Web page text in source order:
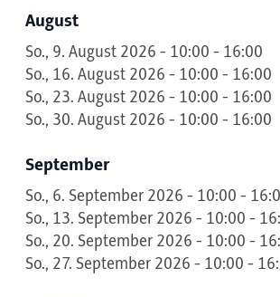
August
So., 9. August 2026 - 10:00 - 16:00
So., 16. August 2026 - 10:00 - 16:00
So., 23. August 2026 - 10:00 - 16:00
So., 30. August 2026 - 10:00 - 16:00
September
So., 6. September 2026 - 10:00 -
So., 13. September 2026 - 10:00 -
So., 20. September 2026 - 10:00 -
So., 27. September 2026 - 10:00 -